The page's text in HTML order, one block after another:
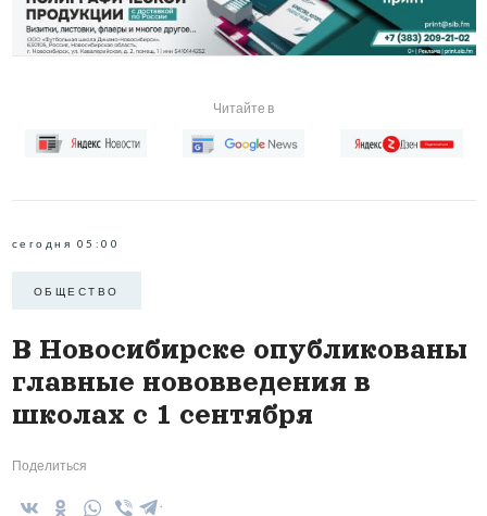
Читайте в
сегодня 05:00
ОБЩЕСТВО
В Новосибирске опубликованы
главные нововведения в
школах с 1 сентября
Поделиться